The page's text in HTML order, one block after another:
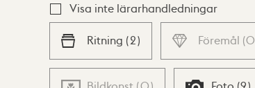
Visa inte lärarhandledningar
Ritning (2) Föremål (0